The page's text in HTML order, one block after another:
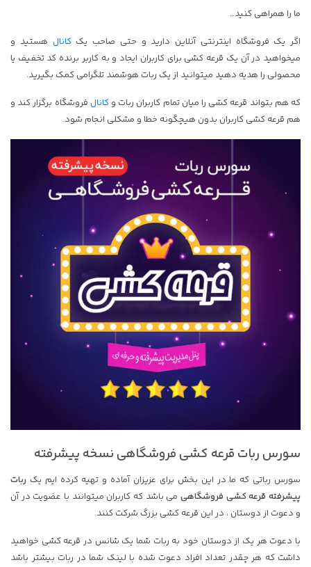
ما را همراهی کنید…
اگر یک فروشگاه اینترنتی آنلاین دارید و حتی صاحب یککانال هستید و
میخواهید در آن یک قرعه کشی برای کاربران ایجاد و به کاربر برنده کد تخفیف یا
محصولی را هدیه دهید میتوانید از یک ربات هوشمند تلگرامی کمک بگیرید.
که هم بتواند قرعه کشی را میان تمام کاربران ربات وکانال فروشگاه برگزار کند و
هم قرعه کشی کاربران بدون هیچگونه خطا و مشکلی انجام شود.
سورس ربات قرعه کشی فروشگاهی نسخه پیشرفته
سورس رباتی که ما در این بخش برای عزیزان آماده و تهیه کرده ایم یک ربات
پیشرفته قرعه کشی فروشگاهی می باشد که کاربران میتوانند با عضویت در آن
و دعوت از دوستان ، در این قرعه کشی بزرگ شرکت کنند.
با دعوت هر یک از دوستان خود به ربات شما یک شانس در قرعه کشی خواهید
داشت که هر چقدر تعداد افراد دعوت شده با لینک شما در ربات بیشتر باشد